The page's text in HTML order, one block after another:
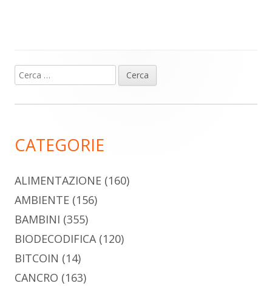
Barra
laterale
Ricerca
per:
CATEGORIE
ALIMENTAZIONE (160)
AMBIENTE (156)
BAMBINI (355)
BIODECODIFICA(120)
BITCOIN (14)
CANCRO (163)